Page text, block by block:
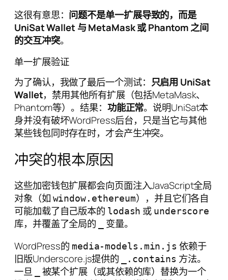
这很有意思： 问题不是单一扩展导致的，而是
UniSat Wallet 与 MetaMask 或 Phantom 之间
的交互冲突。
单一扩展验证
为了确认，我做了最后一个测试： 只启用 UniSat
Wallet，禁用其他所有扩展（包括MetaMask、
Phantom等）。结果： 功能正常。说明UniSat本
身并没有破坏WordPress后台，只是当它与其他
某些钱包同时存在时，才会产生冲突。
冲突的根本原因
这些加密钱包扩展都会向页面注入JavaScript全局
对象（如 window.ethereum），并且它们各自
可能加载了自己版本的 lodash 或 underscore
库，并覆盖了全局的
变量。
WordPress的 media-models.min.js 依赖于
旧版Underscore.js提供的
_.contains 方法。
一旦
被某个扩展（或其依赖的库）替换为一个